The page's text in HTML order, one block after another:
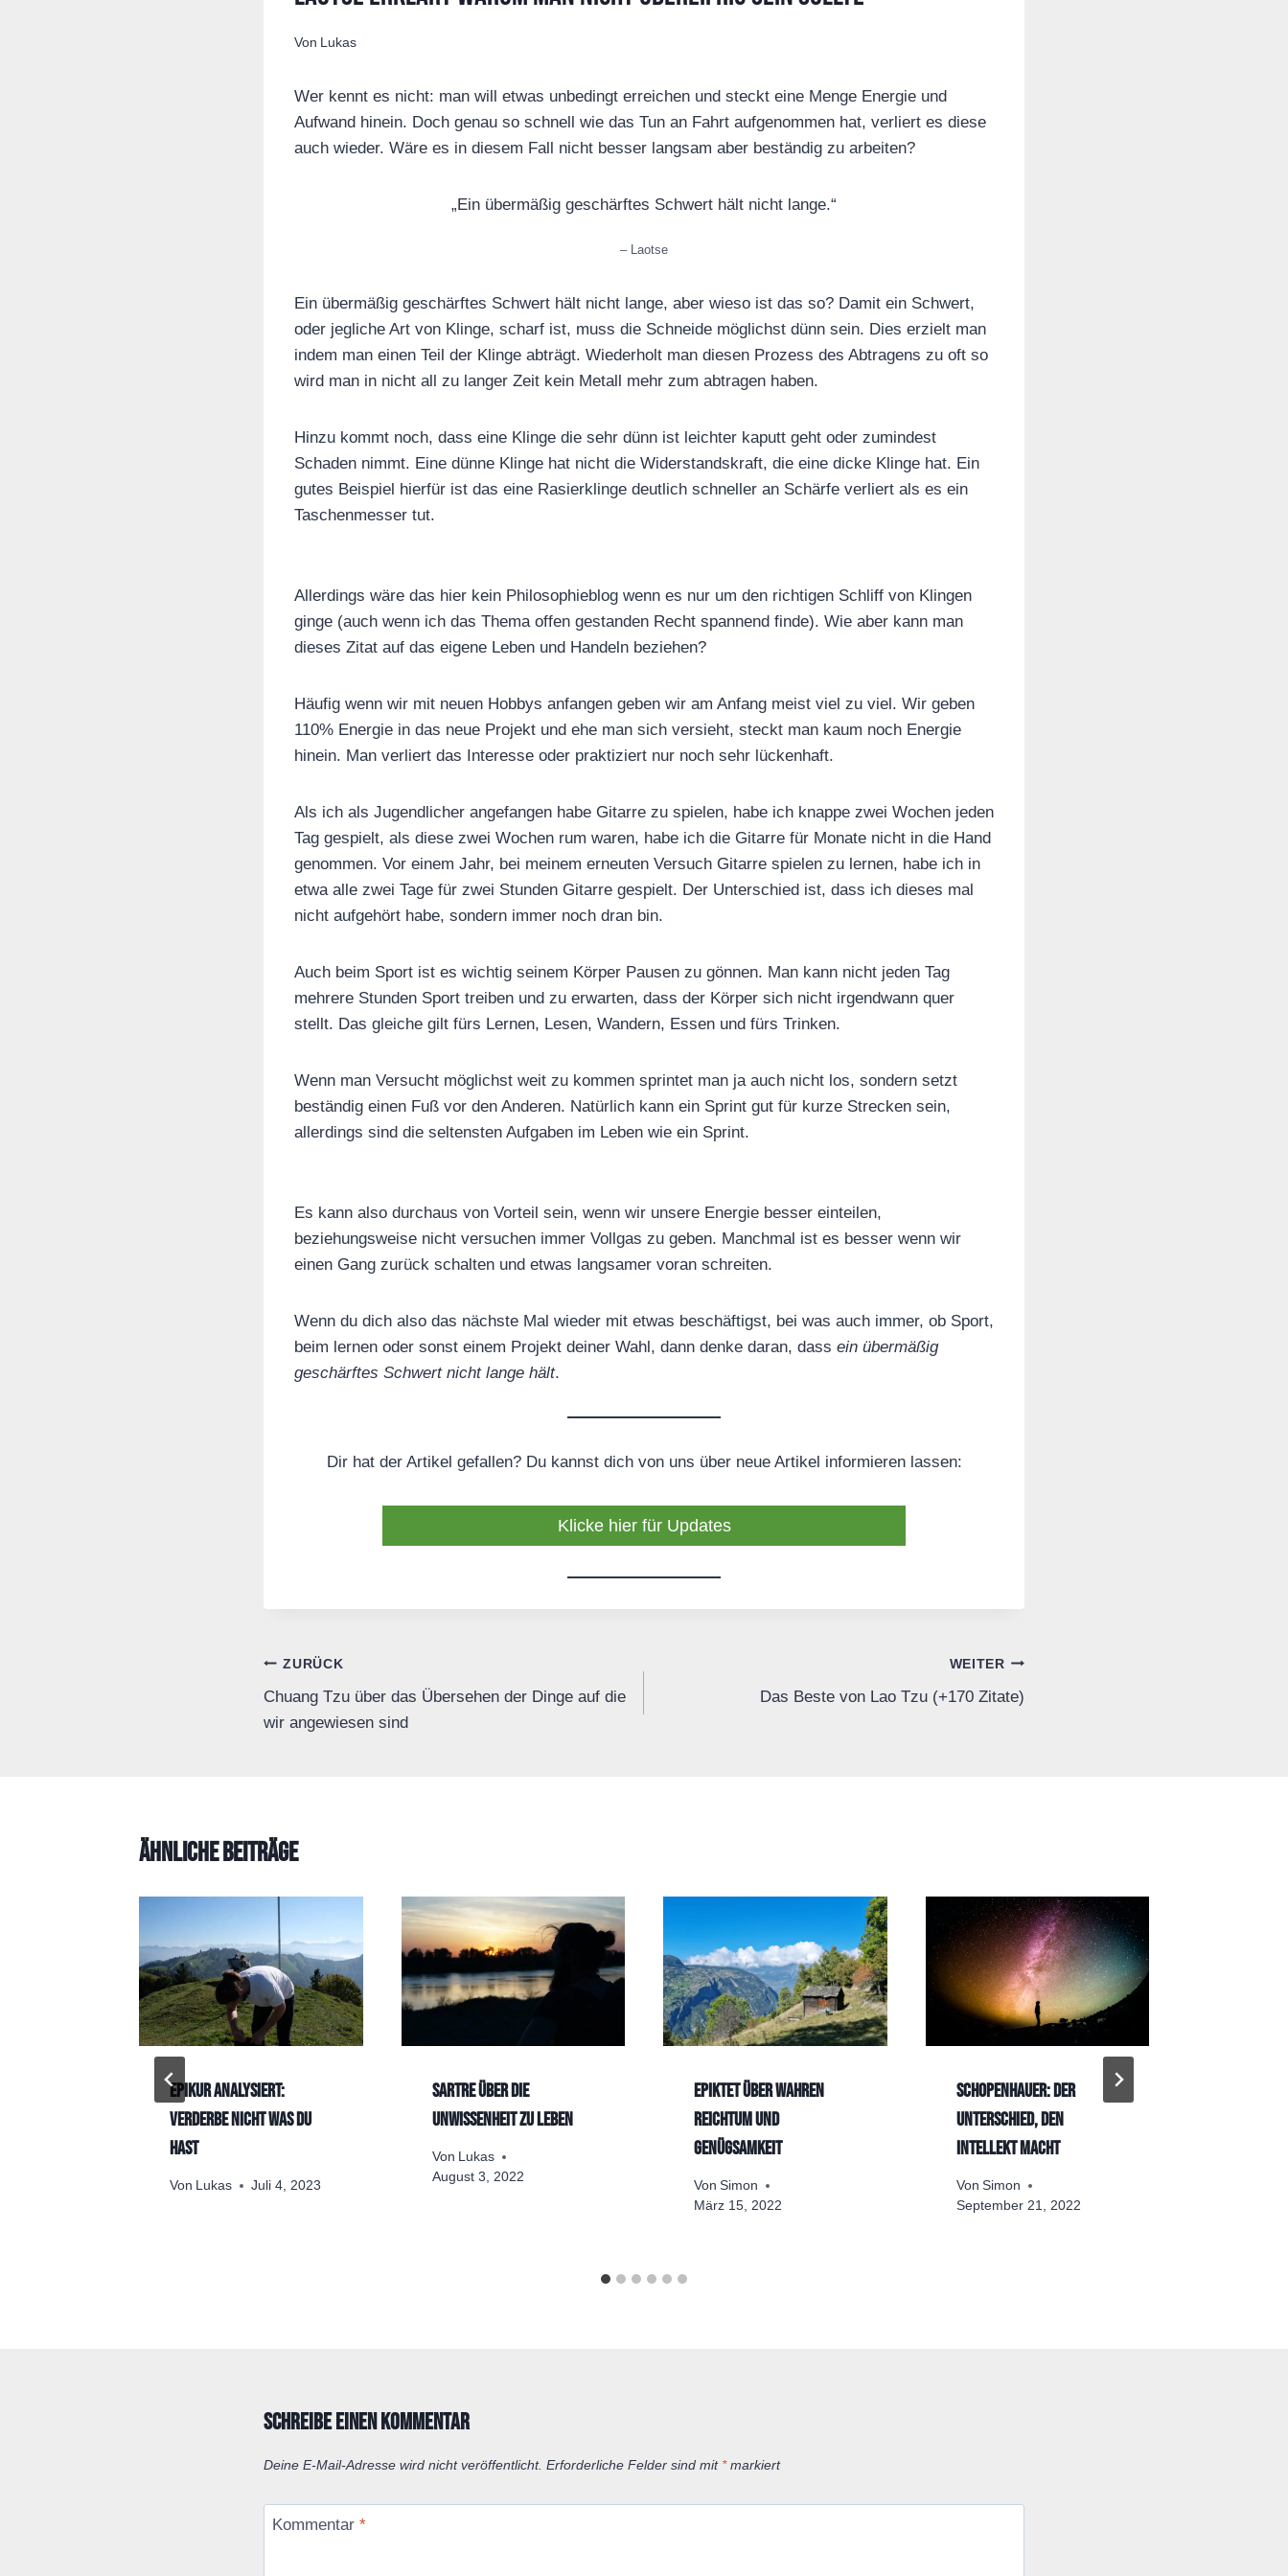
Von Lukas
Wer kennt es nicht: man will etwas unbedingt erreichen und steckt eine Menge Energie und
Aufwand hinein. Doch genau so schnell wie das Tun an Fahrt aufgenommen hat, verliert es diese
auch wieder. Wäre es in diesem Fall nicht besser langsam aber beständig zu arbeiten?
„Ein übermäßig geschärftes Schwert hält nicht lange.“
– Laotse
Ein übermäßig geschärftes Schwert hält nicht lange, aber wieso ist das so? Damit ein Schwert,
oder jegliche Art von Klinge, scharf ist, muss die Schneide möglichst dünn sein. Dies erzielt man
indem man einen Teil der Klinge abträgt. Wiederholt man diesen Prozess des Abtragens zu oft so
wird man in nicht all zu langer Zeit kein Metall mehr zum abtragen haben.
Hinzu kommt noch, dass eine Klinge die sehr dünn ist leichter kaputt geht oder zumindest
Schaden nimmt. Eine dünne Klinge hat nicht die Widerstandskraft, die eine dicke Klinge hat. Ein
gutes Beispiel hierfür ist das eine Rasierklinge deutlich schneller an Schärfe verliert als es ein
Taschenmesser tut.
Allerdings wäre das hier kein Philosophieblog wenn es nur um den richtigen Schliff von Klingen
ginge (auch wenn ich das Thema offen gestanden Recht spannend finde). Wie aber kann man
dieses Zitat auf das eigene Leben und Handeln beziehen?
Häufig wenn wir mit neuen Hobbys anfangen geben wir am Anfang meist viel zu viel. Wir geben
110% Energie in das neue Projekt und ehe man sich versieht, steckt man kaum noch Energie
hinein. Man verliert das Interesse oder praktiziert nur noch sehr lückenhaft.
Als ich als Jugendlicher angefangen habe Gitarre zu spielen, habe ich knappe zwei Wochen jeden
Tag gespielt, als diese zwei Wochen rum waren, habe ich die Gitarre für Monate nicht in die Hand
genommen. Vor einem Jahr, bei meinem erneuten Versuch Gitarre spielen zu lernen, habe ich in
etwa alle zwei Tage für zwei Stunden Gitarre gespielt. Der Unterschied ist, dass ich dieses mal
nicht aufgehört habe, sondern immer noch dran bin.
Auch beim Sport ist es wichtig seinem Körper Pausen zu gönnen. Man kann nicht jeden Tag
mehrere Stunden Sport treiben und zu erwarten, dass der Körper sich nicht irgendwann quer
stellt. Das gleiche gilt fürs Lernen, Lesen, Wandern, Essen und fürs Trinken.
Wenn man Versucht möglichst weit zu kommen sprintet man ja auch nicht los, sondern setzt
beständig einen Fuß vor den Anderen. Natürlich kann ein Sprint gut für kurze Strecken sein,
allerdings sind die seltensten Aufgaben im Leben wie ein Sprint.
Es kann also durchaus von Vorteil sein, wenn wir unsere Energie besser einteilen,
beziehungsweise nicht versuchen immer Vollgas zu geben. Manchmal ist es besser wenn wir
einen Gang zurück schalten und etwas langsamer voran schreiten.
Wenn du dich also das nächste Mal wieder mit etwas beschäftigst, bei was auch immer, ob Sport,
beim lernen oder sonst einem Projekt deiner Wahl, dann denke daran, dass ein übermäßig
geschärftes Schwert nicht lange hält.
Dir hat der Artikel gefallen? Du kannst dich von uns über neue Artikel informieren lassen:
Klicke hier für Updates
Beitrags-
Navigation
ZURÜCK
Chuang Tzu über das Übersehen der Dinge auf die
wir angewiesen sind
WEITER
Das Beste von Lao Tzu (+170 Zitate)
Ähnliche Beiträge
Epikur analysiert:
Verderbe nicht was du
hast
Von Lukas Juli 4, 2023
Sartre über die
Unwissenheit zu leben
Von Lukas
August 3, 2022
Epiktet über wahren
Reichtum und
Genügsamkeit
Von Simon
März 15, 2022
Schopenhauer: Der
Unterschied, den
Intellekt macht
Von Simon
September 21, 2022
Schreibe einen Kommentar
Deine E-Mail-Adresse wird nicht veröffentlicht. Erforderliche Felder sind mit *markiert
Kommentar *